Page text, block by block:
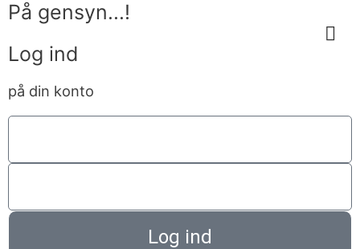
Gå
indholdet
På gensyn...!
Log ind
på din konto
Log ind